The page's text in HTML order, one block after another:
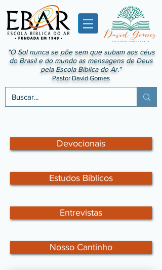
"O Sol nunca se põe sem que subam aos céus
do Brasil e do mundo as mensagens de Deus
pela Escola Bíblica do Ar."
Pastor David Gomes
Devocionais
Estudos Bíblicos
Entrevistas
Nosso Cantinho